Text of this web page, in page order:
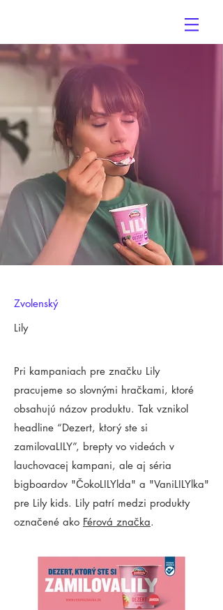
Zvolenský
Lily
Pri kampaniach pre značku Lily
pracujeme so slovnými hračkami, ktoré
obsahujú názov produktu. Tak vznikol
headline “Dezert, ktorý ste si
zamilovaLILY”, brepty vo videách v
lauchovacej kampani, ale aj séria
bigboardov "ČokoLILYlda" a "VaniLILYlka"
pre Lily kids. Lily patrí medzi produkty
označené ako Férová značka.